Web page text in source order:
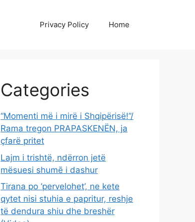
Privacy Policy Home
Categories
“Momenti më i mirë i Shqipërisë!”/
Rama tregon PRAPASKENËN, ja
çfarë pritet
Lajm i trishtë, ndërron jetë
mësuesi shumē i dashur
Tirana po ‘pervelohet’, ne kete
qytet nisi stuhia e papritur, reshje
të dendura shiu dhe breshër